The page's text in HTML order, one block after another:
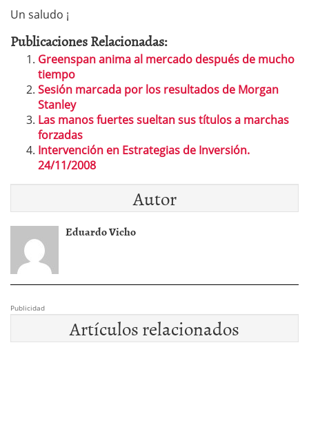
Un saludo ¡
Publicaciones Relacionadas:
Greenspan anima al mercado después de mucho
tiempo
Sesión marcada por los resultados de Morgan
Stanley
Las manos fuertes sueltan sus títulos a marchas
forzadas
Intervención en Estrategias de Inversión.
24/11/2008
Autor
Eduardo Vicho
Publicidad
Artículos relacionados